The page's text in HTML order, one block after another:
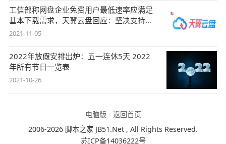
工信部称网盘企业免费用户最低速率应满足
基本下载需求，天翼云盘回应：坚决支持，
始终
2021-11-05
2022年放假安排出炉：五一连休5天 2022
年所有节日一览表
2021-10-26
电脑版- 返回首页
2006-2026 脚本之家 JB51.Net , All Rights Reserved.
苏ICP备14036222号